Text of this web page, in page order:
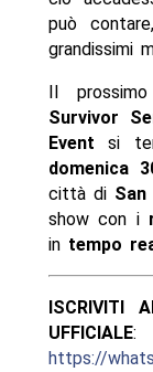
può
grandissimi
Il
Survivor
Event si
domenica
città di San
show con i
in tempo
ISCRIVITI
UFFICIALE:
https://